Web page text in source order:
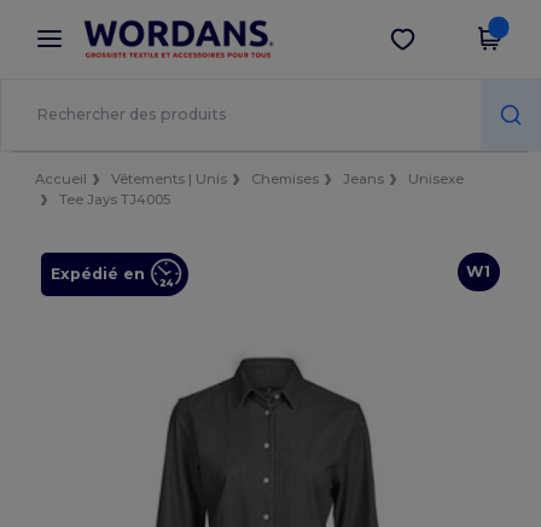
× Appli Wordans
Meilleurs prix sur l’app !
Obtenir l'appli
Accueil Vêtements | Unis Chemises Jeans
Unisexe
Tee Jays TJ4005
W1
Expédié en